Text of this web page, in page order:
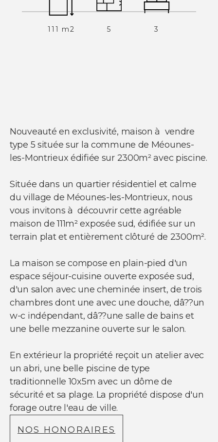
111 m2 5 3
Nouveauté en exclusivité, maison à vendre
type 5 située sur la commune de Méounes-
les-Montrieux édifiée sur 2300m² avec piscine.
Située dans un quartier résidentiel et calme
du village de Méounes-les-Montrieux, nous
vous invitons à découvrir cette agréable
maison de 111m² exposée sud, édifiée sur un
terrain plat et entièrement clôturé de 2300m².
La maison se compose en plain-pied d'un
espace séjour-cuisine ouverte exposée sud,
d'un salon avec une cheminée insert, de trois
chambres dont une avec une douche, dâ??un
w-c indépendant, dâ??une salle de bains et
une belle mezzanine ouverte sur le salon.
En extérieur la propriété reçoit un atelier avec
un abri, une belle piscine de type
traditionnelle 10x5m avec un dôme de
sécurité et sa plage. La propriété dispose d'un
forage outre l'eau de ville.
NOS HONORAIRES
NOS SERVICES
Louer un parking
Louer un commerce
NOUS SUIVRE
Facebook
Instagram
Linkedin
Youtube
© Copyright 2021 Ci-immo - Tous droits
réservés